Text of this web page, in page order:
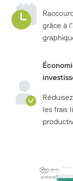
grâce à
les frais